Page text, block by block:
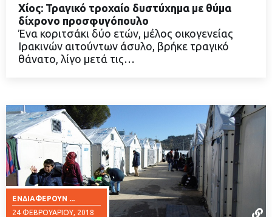
ΔΙΑΒΑΣΤΕ ΠΕΡΙΣΣΟΤΕΡΑ
Χίος: Τραγικό τροχαίο δυστύχημα με θύμα
δίχρονο προσφυγόπουλο
Ένα κοριτσάκι δύο ετών, μέλος οικογενείας
Ιρακινών αιτούντων άσυλο, βρήκε τραγικό
θάνατο, λίγο μετά τις…
ΕΝΔΙΑΦΈΡΟΥΝ ...
24 ΦΕΒΡΟΥΑΡΊΟΥ, 2018